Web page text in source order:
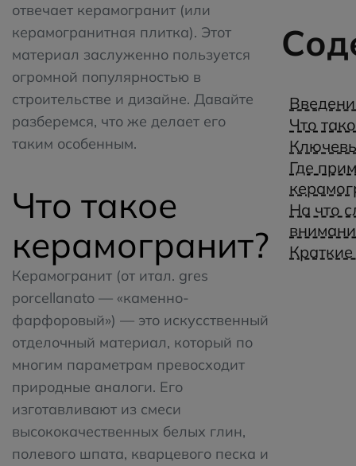
отвечает керамогранит (или
керамогранитная плитка). Этот
материал заслуженно пользуется
огромной популярностью в
строительстве и дизайне. Давайте
разберемся, что же делает его
таким особенным.
Что такое
керамогранит?
Керамогранит (от итал. gres
porcellanato — «каменно-
фарфоровый») — это искусственный
отделочный материал, который по
многим параметрам превосходит
природные аналоги. Его
изготавливают из смеси
высококачественных белых глин,
полевого шпата, кварцевого песка и
Что
Где
На что